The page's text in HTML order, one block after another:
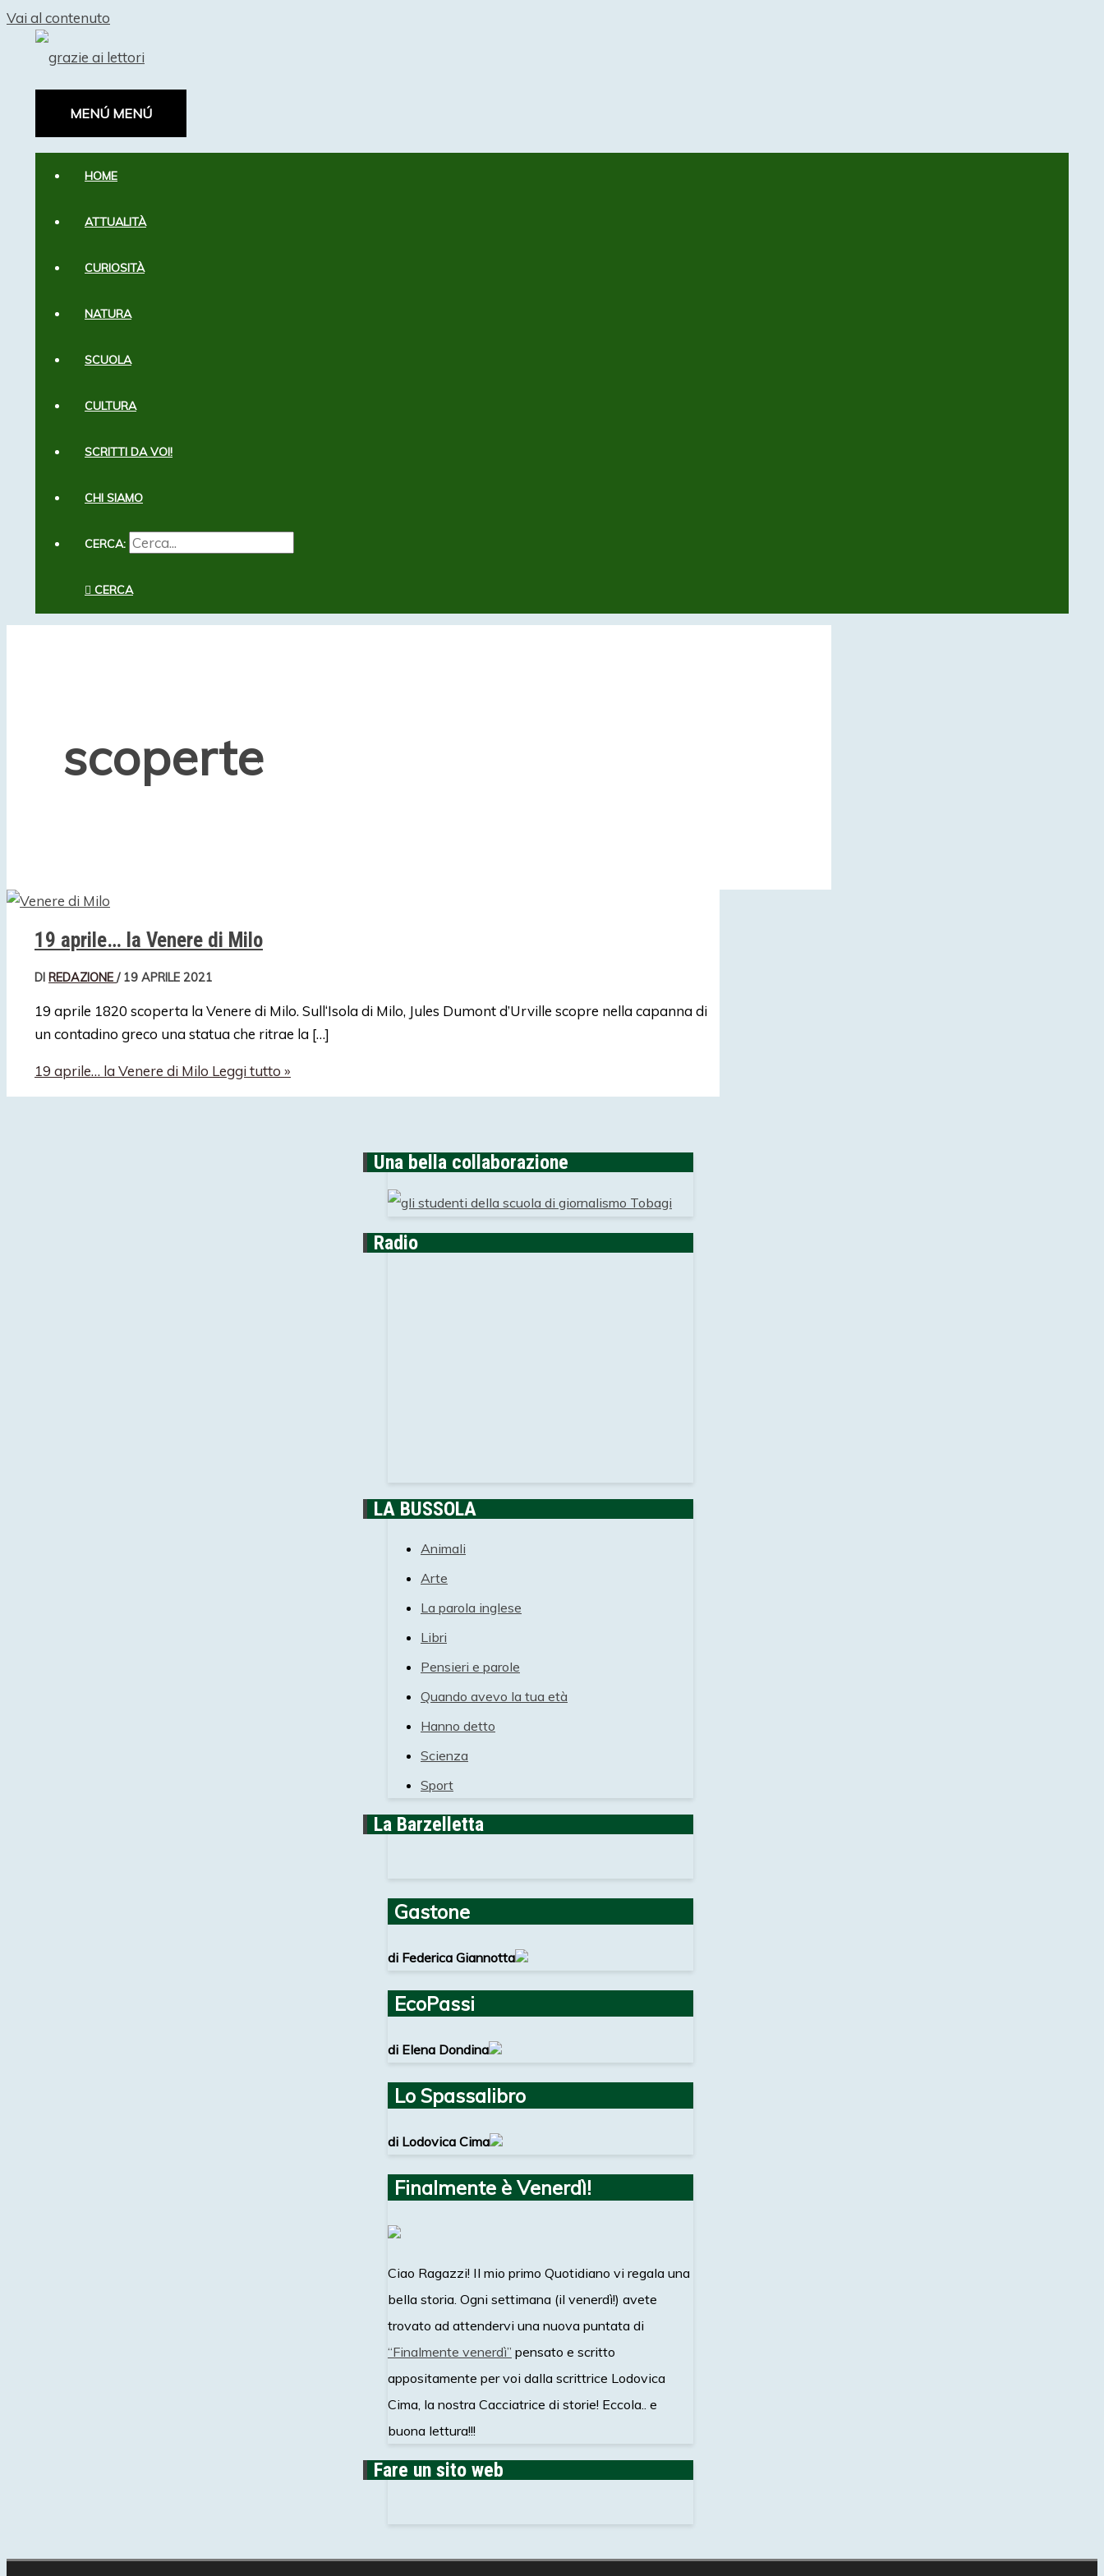
Vai al contenuto
MENÚ MENÚ
HOME
ATTUALITÀ
CURIOSITÀ
NATURA
SCUOLA
CULTURA
SCRITTI DA VOI!
CHI SIAMO
CERCA:
CERCA
scoperte
19 aprile… la Venere di Milo
DI REDAZIONE / 19 APRILE 2021
19 aprile 1820 scoperta la Venere di Milo. Sull‘Isola di Milo, Jules Dumont d’Urville scopre nella capanna di
un contadino greco una statua che ritrae la […]
19 aprile… la Venere di Milo Leggi tutto »
Una bella collaborazione
Radio
LA BUSSOLA
Animali
Arte
La parola inglese
Libri
Pensieri e parole
Quando avevo la tua età
Hanno detto
Scienza
Sport
La Barzelletta
Gastone
di Federica Giannotta
EcoPassi
di Elena Dondina
Lo Spassalibro
di Lodovica Cima
Finalmente è Venerdì!
Ciao Ragazzi! Il mio primo Quotidiano vi regala una
bella storia. Ogni settimana (il venerdì!) avete
trovato ad attendervi una nuova puntata di
“Finalmente venerdì” pensato e scritto
appositamente per voi dalla scrittrice Lodovica
Cima, la nostra Cacciatrice di storie! Eccola.. e
buona lettura!!!
Fare un sito web